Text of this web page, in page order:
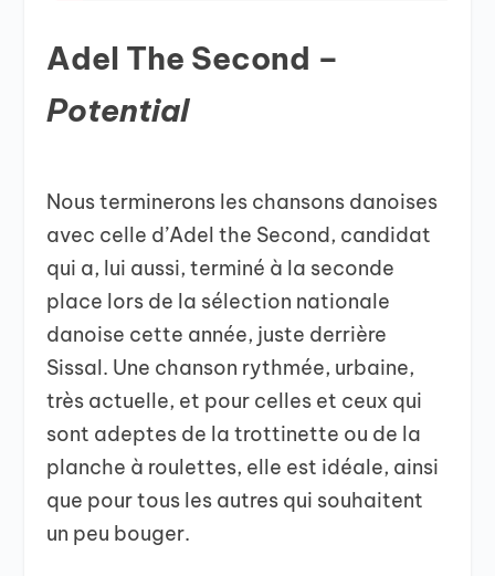
Adel The Second –
Potential
Nous terminerons les chansons danoises
avec celle d’Adel the Second, candidat
qui a, lui aussi, terminé à la seconde
place lors de la sélection nationale
danoise cette année, juste derrière
Sissal. Une chanson rythmée, urbaine,
très actuelle, et pour celles et ceux qui
sont adeptes de la trottinette ou de la
planche à roulettes, elle est idéale, ainsi
que pour tous les autres qui souhaitent
un peu bouger.